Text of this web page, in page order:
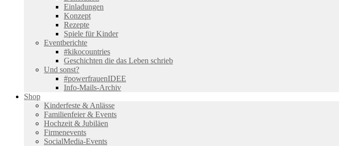
Einladungen
Konzept
Rezepte
Spiele für Kinder
Eventberichte
#kikocountries
Geschichten die das Leben schrieb
Und sonst?
#powerfrauenIDEE
Info-Mails-Archiv
Shop
Kinderfeste & Anlässe
Familienfeier & Events
Hochzeit & Jubiläen
Firmenevents
SocialMedia-Events